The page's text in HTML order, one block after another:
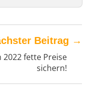
Beitrag →
2022 fette Preise
sichern!